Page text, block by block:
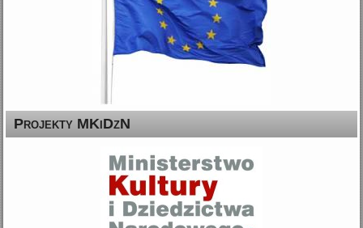
Projekty MKiDzN